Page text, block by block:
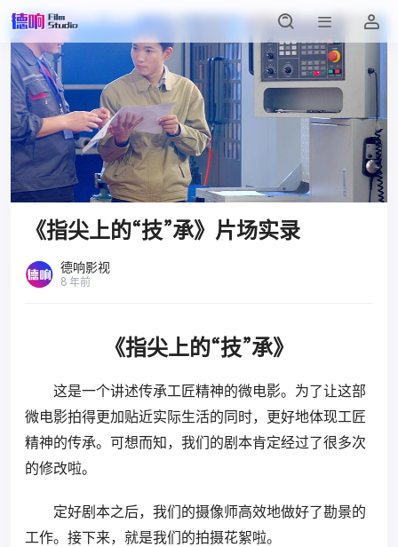
《指尖上的“技”承》片场实录
德响影视
8 年前
《指尖上的“技”承》
这是一个讲述传承工匠精神的微电影。为了让这部
微电影拍得更加贴近实际生活的同时，更好地体现工匠
精神的传承。可想而知，我们的剧本肯定经过了很多次
的修改啦。
定好剧本之后，我们的摄像师高效地做好了勘景的
工作。接下来，就是我们的拍摄花絮啦。